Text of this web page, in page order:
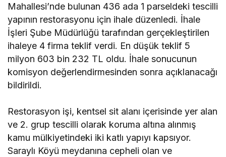
Mahallesi’nde bulunan 436 ada 1 parseldeki tescilli
yapının restorasyonu için ihale düzenledi. İhale
İşleri Şube Müdürlüğü tarafından gerçekleştirilen
ihaleye 4 firma teklif verdi. En düşük teklif 5
milyon 603 bin 232 TL oldu. İhale sonucunun
komisyon değerlendirmesinden sonra açıklanacağı
bildirildi.
Restorasyon işi, kentsel sit alanı içerisinde yer alan
ve 2. grup tescilli olarak koruma altına alınmış
kamu mülkiyetindeki iki katlı yapıyı kapsıyor.
Saraylı Köyü meydanına cepheli olan ve